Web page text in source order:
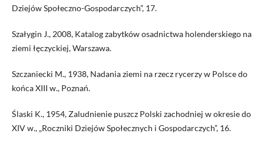
Dziejów Społeczno-Gospodarczych”, 17.
Szałygin J., 2008, Katalog zabytków osadnictwa holenderskiego na
ziemi łęczyckiej, Warszawa.
Szczaniecki M., 1938, Nadania ziemi na rzecz rycerzy w Polsce do
końca XIII w., Poznań.
Ślaski K., 1954, Zaludnienie puszcz Polski zachodniej w okresie do
XIV w., „Roczniki Dziejów Społecznych i Gospodarczych”, 16.